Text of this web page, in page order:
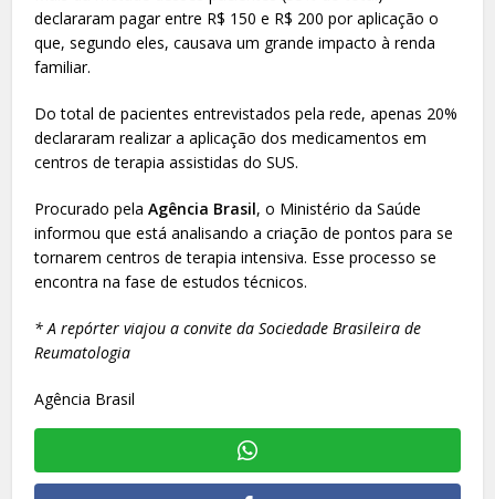
declararam pagar entre R$ 150 e R$ 200 por aplicação o
que, segundo eles, causava um grande impacto à renda
familiar.
Do total de pacientes entrevistados pela rede, apenas 20%
declararam realizar a aplicação dos medicamentos em
centros de terapia assistidas do SUS.
Procurado pelaAgência Brasil, o Ministério da Saúde
informou que está analisando a criação de pontos para se
tornarem centros de terapia intensiva. Esse processo se
encontra na fase de estudos técnicos.
* A repórter viajou a convite da Sociedade Brasileira de
Reumatologia
Agência Brasil